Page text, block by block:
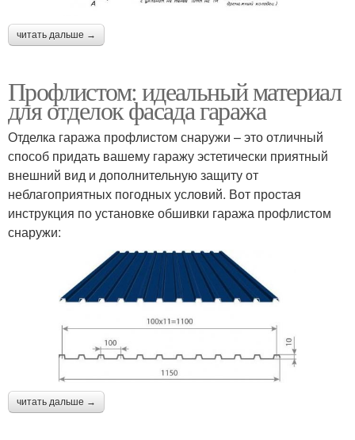
читать дальше →
Профлистом: идеальный материал
для отделок фасада гаража
Отделка гаража профлистом снаружи – это отличный
способ придать вашему гаражу эстетически приятный
внешний вид и дополнительную защиту от
неблагоприятных погодных условий. Вот простая
инструкция по установке обшивки гаража профлистом
снаружи:
читать дальше →